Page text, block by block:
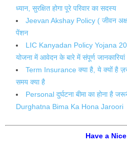
ध्यान, सुरक्षित होगा पूरे परिवार का सदस्य
Jeevan Akshay Policy ( जीवन
पेंशन
LIC Kanyadan Policy Yojana
योजना में आवेदन के बारे में संपूर्ण जानकारियां
Term Insurance क्या है, ये क्यों है
समय क्या है
Personal दुर्घटना बीमा का होना है
Durghatna Bima Ka Hona Jaroori
Have a